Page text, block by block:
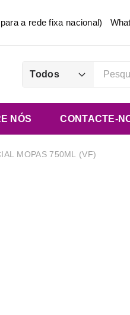
a rede fixa nacional)
Todos
NÓS CONTACTE-
MOPAS 750ML (VF)